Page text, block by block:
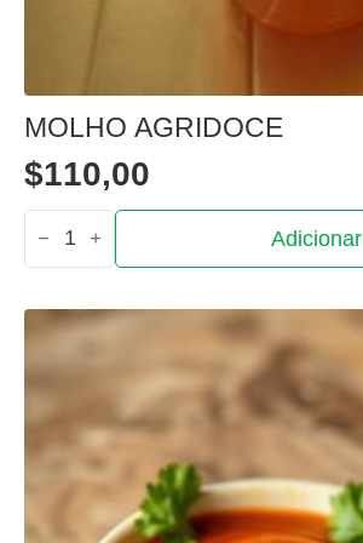
MOLHO AGRIDOCE
$110,00
Quantidade
de
Molho agridoce
Adicionar